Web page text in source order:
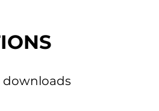
downloads